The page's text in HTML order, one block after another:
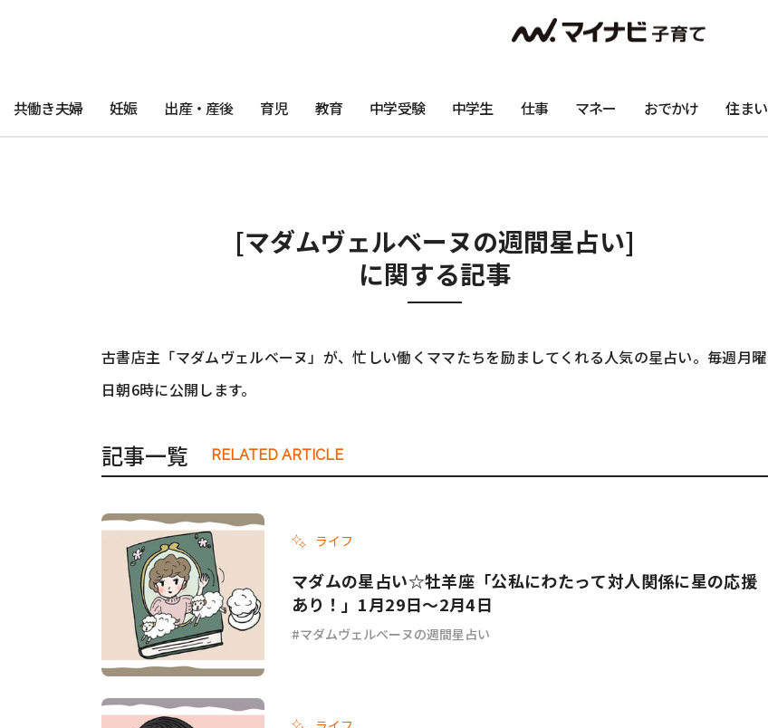
#ワンオペ育児 #コミックエッセイ
#渡邊大地の令和的ワーパパ道
共働き夫婦 妊娠 出産・産後 育児 教育 中学受験 中学生 仕事 マネー おでかけ 住まい
[マダムヴェルベーヌの週間星占い]
に関する記事
古書店主「マダムヴェルベーヌ」が、忙しい働くママたちを励ましてくれる人気の星占い。毎週月曜
日朝6時に公開します。
記事一覧 RELATED ARTICLE
ライフ
マダムの星占い☆牡羊座「公私にわたって対人関係に星の応援
あり！」1月29日～2月4日
マダムヴェルベーヌの週間星占い